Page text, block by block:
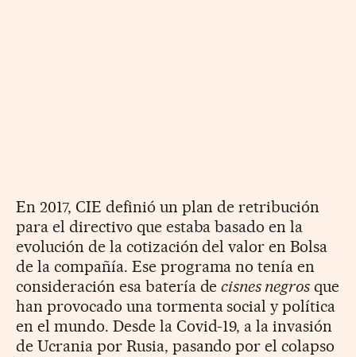
En 2017, CIE definió un plan de retribución
para el directivo que estaba basado en la
evolución de la cotización del valor en Bolsa
de la compañía. Ese programa no tenía en
consideración esa batería decisnes negros que
han provocado una tormenta social y política
en el mundo. Desde la Covid-19, a la invasión
de Ucrania por Rusia, pasando por el colapso